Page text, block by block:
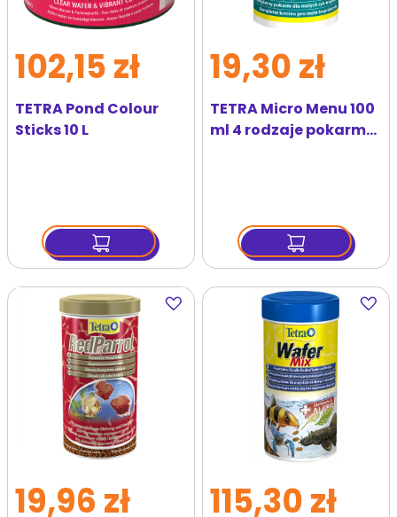
TETRA Pond Colour
Sticks 10 L
102,15 zł
TETRA Micro Menu 100
ml 4 rodzaje pokarmu
19,30 zł
Dodaj
do
19,96 zł
Dodaj
do
115,30 zł